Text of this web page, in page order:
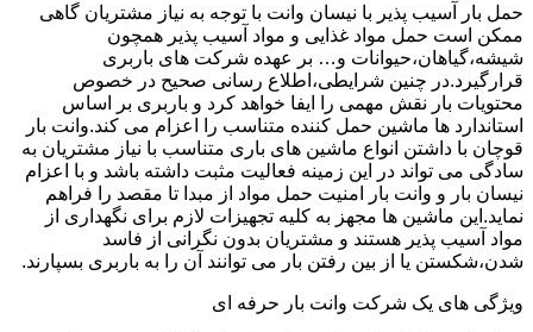
حمل بار آسیب پذیر با نیسان وانت با توجه به نیاز مشتریان گاهی
ممکن است حمل مواد غذایی و مواد آسیب پذیر همچون
شیشه،گیاهان،حیوانات و… بر عهده شرکت های باربری
قرارگیرد.در چنین شرایطی،اطلاع رسانی صحیح در خصوص
محتویات بار نقش مهمی را ایفا خواهد کرد و باربری بر اساس
استاندارد ها ماشین حمل کننده متناسب را اعزام می کند.وانت بار
قوچان با داشتن انواع ماشین های باری متناسب با نیاز مشتریان به
سادگی می تواند در این زمینه فعالیت مثبت داشته باشد و با اعزام
نیسان بار و وانت بار امنیت حمل مواد از مبدا تا مقصد را فراهم
نماید.این ماشین ها مجهز به کلیه تجهیزات لازم برای نگهداری از
مواد آسیب پذیر هستند و مشتریان بدون نگرانی از فاسد
شدن،شکستن یا از بین رفتن بار می توانند آن را به باربری بسپارند.
ویژگی های یک شرکت وانت بار حرفه ای